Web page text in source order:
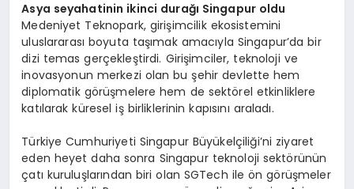
Asya seyahatinin ikinci durağı Singapur oldu
Medeniyet Teknopark, girişimcilik ekosistemini
uluslararası boyuta taşımak amacıyla Singapur’da bir
dizi temas gerçekleştirdi. Girişimciler, teknoloji ve
inovasyonun merkezi olan bu şehir devlette hem
diplomatik görüşmelere hem de sektörel etkinliklere
katılarak küresel iş birliklerinin kapısını araladı.
Türkiye Cumhuriyeti Singapur Büyükelçiliği’ni ziyaret
eden heyet daha sonra Singapur teknoloji sektörünün
çatı kuruluşlarından biri olan SGTech ile ön görüşmeler